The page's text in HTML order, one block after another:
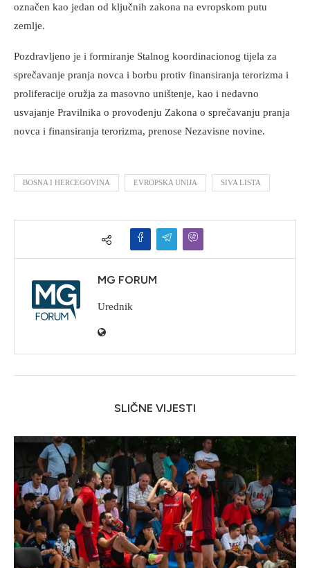
označen kao jedan od ključnih zakona na evropskom putu
zemlje.
Pozdravljeno je i formiranje Stalnog koordinacionog tijela za
sprečavanje pranja novca i borbu protiv finansiranja terorizma i
proliferacije oružja za masovno uništenje, kao i nedavno
usvajanje Pravilnika o provođenju Zakona o sprečavanju pranja
novca i finansiranja terorizma, prenose Nezavisne novine.
BOSNA I HERCEGOVINA EVROPSKA UNIJA SIVA LISTA
MG FORUM
Urednik
SLIČNE VIJESTI